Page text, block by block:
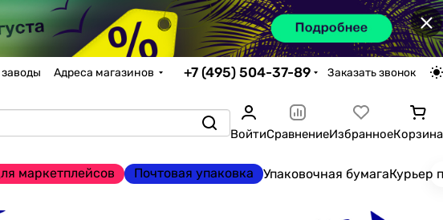
×
Адреса магазинов +7 (495) 504-37-89 Заказать звонок
ВойтиСравнениеИзбранноеКорзина
маркетплейсов Почтовая упаковка Упаковочная бумагаКурьер